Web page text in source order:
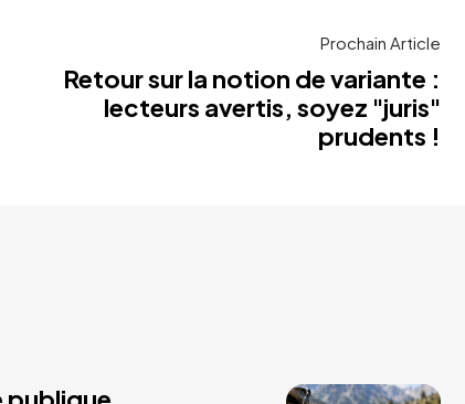
Prochain Article
Retour sur la notion de variante :
lecteurs avertis, soyez "juris"
prudents !